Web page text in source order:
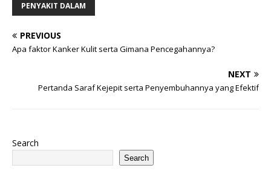
PENYAKIT DALAM
PREVIOUS
Apa faktor Kanker Kulit serta Gimana Pencegahannya?
NEXT
Pertanda Saraf Kejepit serta Penyembuhannya yang Efektif
Search
Search